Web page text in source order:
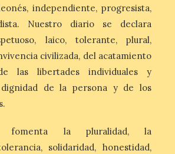
y Álava son las
margen: apenas un
siguen libres para
un boom
hoteleras y
independiente, progresista,
Nuestro diario se declara
laico, tolerante, plural,
civilizada, del acatamiento
las libertades individuales y
de la persona y de los
fomenta la pluralidad, la
solidaridad, honestidad,